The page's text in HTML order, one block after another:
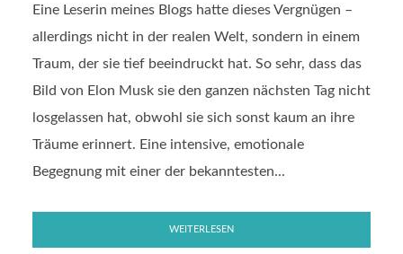
Eine Leserin meines Blogs hatte dieses Vergnügen –
allerdings nicht in der realen Welt, sondern in einem
Traum, der sie tief beeindruckt hat. So sehr, dass das
Bild von Elon Musk sie den ganzen nächsten Tag nicht
losgelassen hat, obwohl sie sich sonst kaum an ihre
Träume erinnert. Eine intensive, emotionale
Begegnung mit einer der bekanntesten...
WEITERLESEN